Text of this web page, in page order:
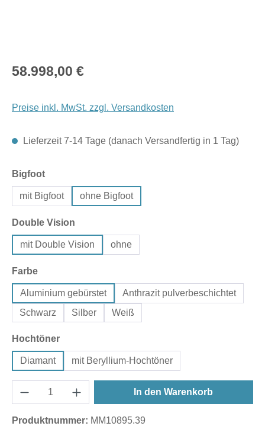
Regulärer Preis:
58.998,00 €
Preise inkl. MwSt. zzgl. Versandkosten
Lieferzeit 7-14 Tage (danach Versandfertig in 1 Tag)
Bigfootauswählen
mit Bigfoot ohne Bigfoot
Double Vision
mit Double Vision ohne
Farbeauswählen
Aluminium gebürstet
Anthrazit pulverbeschichtet
Schwarz
Silber Weiß
Hochtönerauswählen
Diamant mit Beryllium-Hochtöner
In den Warenkorb
Produktnummer: MM10895.39